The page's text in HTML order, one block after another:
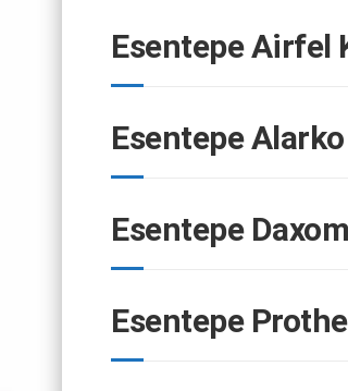
Esentepe Airfel
Esentepe
Esentepe
Esentepe